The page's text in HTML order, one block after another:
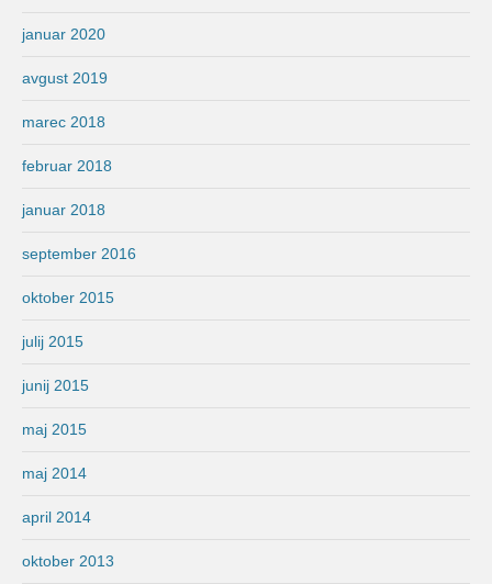
januar 2020
avgust 2019
marec 2018
februar 2018
januar 2018
september 2016
oktober 2015
julij 2015
junij 2015
maj 2015
maj 2014
april 2014
oktober 2013